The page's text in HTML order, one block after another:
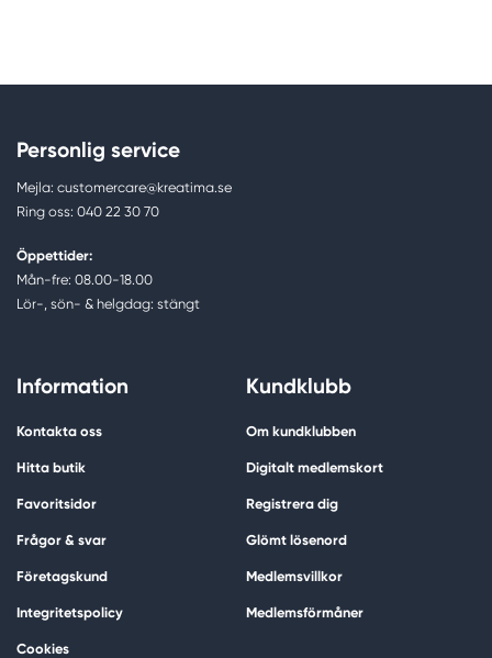
Personlig service
Mejla: customercare@kreatima.se
Ring oss: 040 22 30 70
Öppettider:
Mån-fre: 08.00-18.00
Lör-, sön- & helgdag: stängt
Information
Kontakta oss
Hitta butik
Favoritsidor
Frågor & svar
Företagskund
Integritetspolicy
Cookies
Kundklubb
Om kundklubben
Digitalt medlemskort
Registrera dig
Glömt lösenord
Medlemsvillkor
Medlemsförmåner